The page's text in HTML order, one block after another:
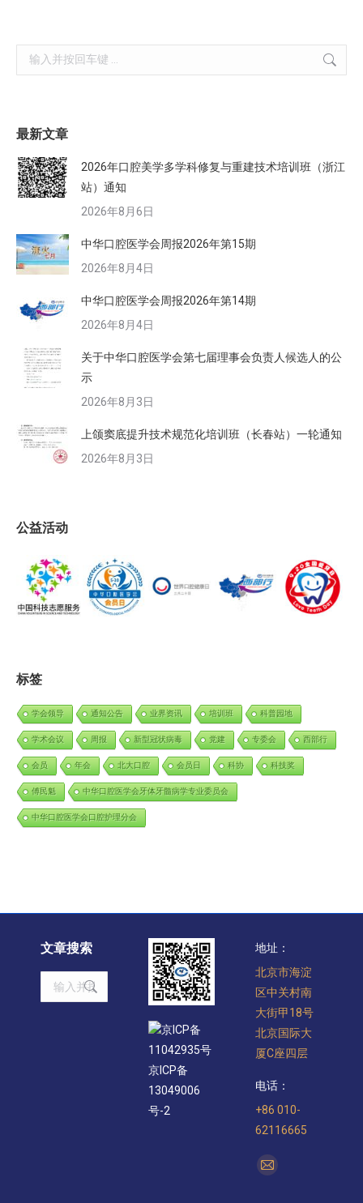
Search:
最新文章
2026年口腔美学多学科修复与重建技术培训班（浙江
站）通知
2026年8月6日
中华口腔医学会周报2026年第15期
2026年8月4日
中华口腔医学会周报2026年第14期
2026年8月4日
关于中华口腔医学会第七届理事会负责人候选人的公
示
2026年8月3日
上颌窦底提升技术规范化培训班（长春站）一轮通知
2026年8月3日
公益活动
标签
学会领导 通知公告 业界资讯 培训班 科普园地
学术会议 周报 新型冠状病毒 党建 专委会 西部行
会员 年会 北大口腔 会员日 科协 科技奖
傅民魁 中华口腔医学会牙体牙髓病学专业委员会
中华口腔医学会口腔护理分会
文章搜索
Search:
京ICP备
11042935号
京ICP备
13049006
号-2
地址：
北京市海淀
区中关村南
大街甲18号
北京国际大
厦C座四层
电话：
+86 010-
62116665
找到我们：
Mail